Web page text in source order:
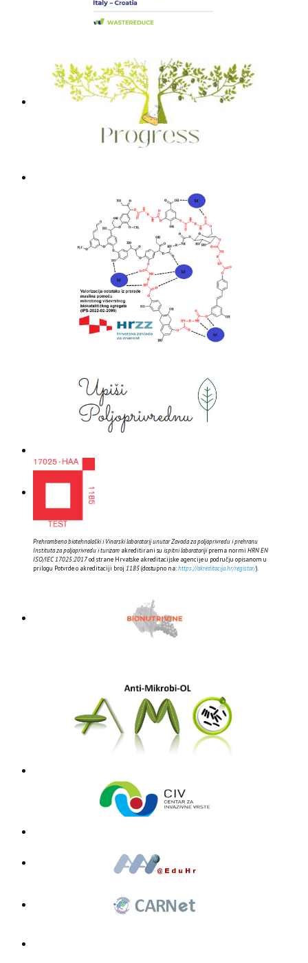
Prehrambeno biotehnološki i Vinarski laboratorij unutar Zavoda za poljoprivredu i prehranu
Instituta za poljoprivredu i turizam akreditirani su ispitni laboratorijiprema normi HRN EN
ISO/IEC 17025:2017od strane Hrvatske akreditacijske agencije u području opisanom u
prilogu Potvrde o akreditaciji broj 1185(dostupno na:https://akreditacija.hr/registar/).